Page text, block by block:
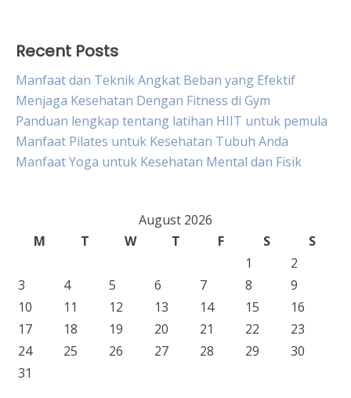
Recent Posts
Manfaat dan Teknik Angkat Beban yang Efektif
Menjaga Kesehatan Dengan Fitness di Gym
Panduan lengkap tentang latihan HIIT untuk pemula
Manfaat Pilates untuk Kesehatan Tubuh Anda
Manfaat Yoga untuk Kesehatan Mental dan Fisik
August 2026
M
T W T F S
S
1
2
3
4 5 6 7 8
9
10
11 12 13 14 15
16
17
18 19 20 21 22
23
24
25 26 27 28 29
30
31